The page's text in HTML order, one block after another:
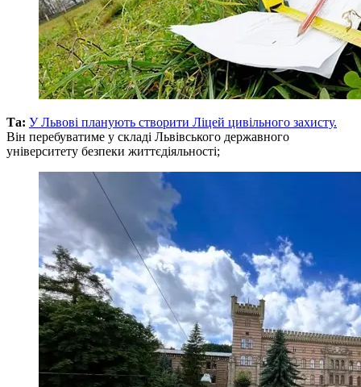
Та: У Львові планують створити Ліцей цивільного захисту.
Він перебуватиме у складі Львівського державного
університету безпеки життєдіяльності;